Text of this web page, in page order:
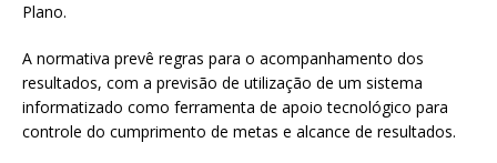
Plano.
A normativa prevê regras para o acompanhamento dos
resultados, com a previsão de utilização de um sistema
informatizado como ferramenta de apoio tecnológico para
controle do cumprimento de metas e alcance de resultados.